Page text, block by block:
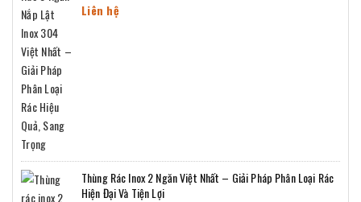
Liên hệ
Thùng Rác Inox 2 Ngăn Việt Nhất – Giải Pháp Phân Loại Rác
Hiện Đại Và Tiện Lợi